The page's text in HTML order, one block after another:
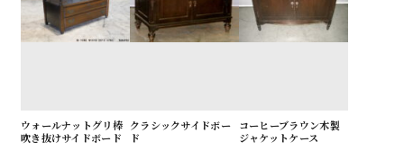
ウォールナットグリ棒
吹き抜けサイドボード
クラシックサイドボー
ド
コーヒーブラウン木製
ジャケットケース